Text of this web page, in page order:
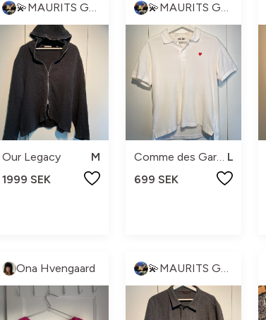
💫MAURITS GARDEROB💫
Our Legacy
M
1999 SEK
💫MAURITS GARDEROB💫
699 SEK
Ona Hvengaard 💫MAURITS GARDEROB💫